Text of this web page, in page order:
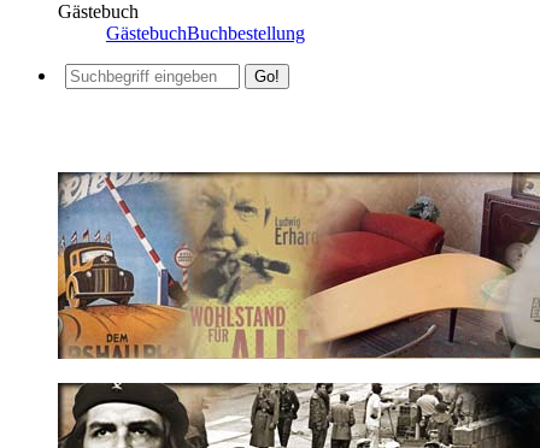
Gästebuch
GästebuchBuchbestellung